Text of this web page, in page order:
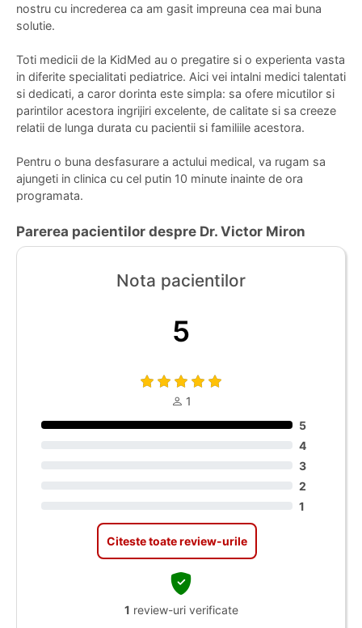
nostru cu increderea ca am gasit impreuna cea mai buna
solutie.
Toti medicii de la KidMed au o pregatire si o experienta vasta
in diferite specialitati pediatrice. Aici vei intalni medici talentati
si dedicati, a caror dorinta este simpla: sa ofere micutilor si
parintilor acestora ingrijiri excelente, de calitate si sa creeze
relatii de lunga durata cu pacientii si familiile acestora.
Pentru o buna desfasurare a actului medical, va rugam sa
ajungeti in clinica cu cel putin 10 minute inainte de ora
programata.
Parerea pacientilor despre Dr. Victor Miron
Nota pacientilor
5
1
5
4
3
2
1
Citeste toate review-urile
1 review-uri verificate